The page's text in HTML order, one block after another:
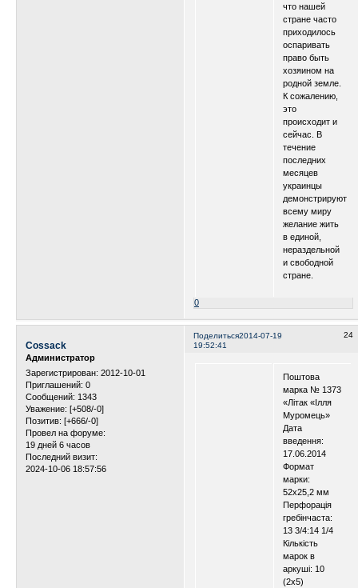
что нашей
стране часто
приходилось
оспаривать
право быть
хозяином на
родной земле.
К сожалению,
это
происходит и
сейчас. В
течение
последних
месяцев
украинцы
демонстрируют
всему миру
желание жить
в единой,
нераздельной
и свободной
стране.
0
Поделиться 24
2014-07-19
19:52:41
Cossack
Администратор
Зарегистрирован: 2012-10-01
Приглашений: 0
Сообщений: 1343
Уважение: [+508/-0]
Позитив: [+666/-0]
Провел на форуме:
19 дней 6 часов
Последний визит:
2024-10-06 18:57:56
Поштова
марка № 1373
«Літак «Ілля
Муромець»
Дата
введення:
17.06.2014
Формат
марки:
52х25,2 мм
Перфорація
гребінчаста:
13 3/4:14 1/4
Кількість
марок в
аркуші: 10
(2х5)